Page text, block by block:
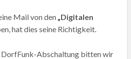
Mail von den„Digitalen
hat dies seine Richtigkeit.
Abschaltung bitten wir